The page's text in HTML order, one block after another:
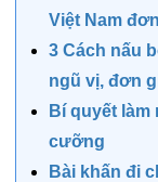
Việt Nam
3 Cách nấu
ngũ vị, đơn
Bí quyết
cưỡng
Bài khấn đi